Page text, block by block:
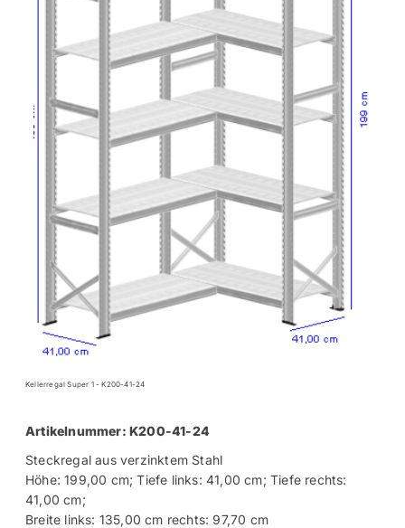
Kellerregal Super 1 - K200-41-24
Artikelnummer: K200-41-24
Steckregal aus verzinktem Stahl
Höhe: 199,00 cm; Tiefe links: 41,00 cm; Tiefe rechts:
41,00 cm;
Breite links: 135,00 cm rechts: 97,70 cm